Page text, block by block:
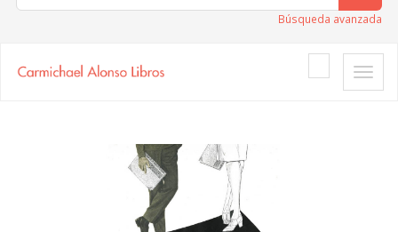
Búsqueda avanzada
Toggle